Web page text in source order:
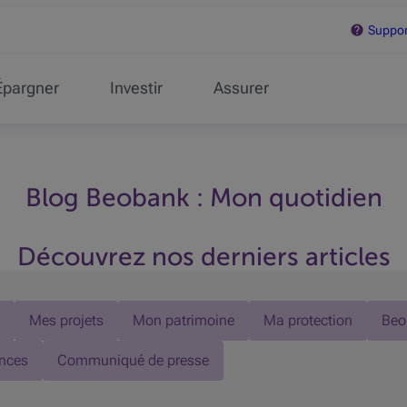
Investir Assurer
Blog Beobank : Mon quotidien
Découvrez nos derniers articles
Mes projets Mon patrimoine Ma protection
Communiqué de presse